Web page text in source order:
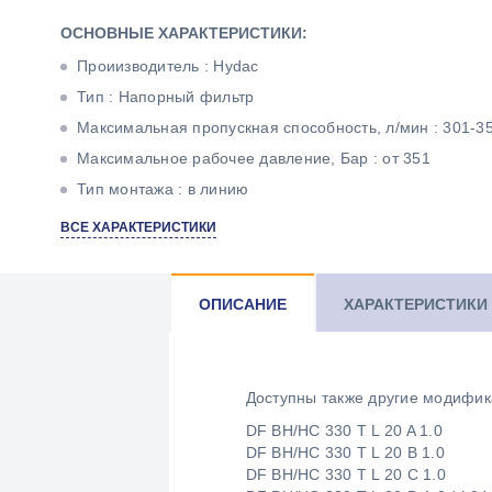
ОСНОВНЫЕ ХАРАКТЕРИСТИКИ:
Проиизводитель : Hydac
Тип : Напорный фильтр
Максимальная пропускная способность, л/мин : 301-
Максимальное рабочее давление, Бар : от 351
Тип монтажа : в линию
Тонкость фильтрации, мкм : 20
ВСЕ ХАРАКТЕРИСТИКИ
ОПИСАНИЕ ХАРАКТЕРИСТИКИ
Доступны также другие
DF BH/HC 330 T L 20 A 1.0
DF BH/HC 330 T L 20 B 1.0
DF BH/HC 330 T L 20 C 1.0